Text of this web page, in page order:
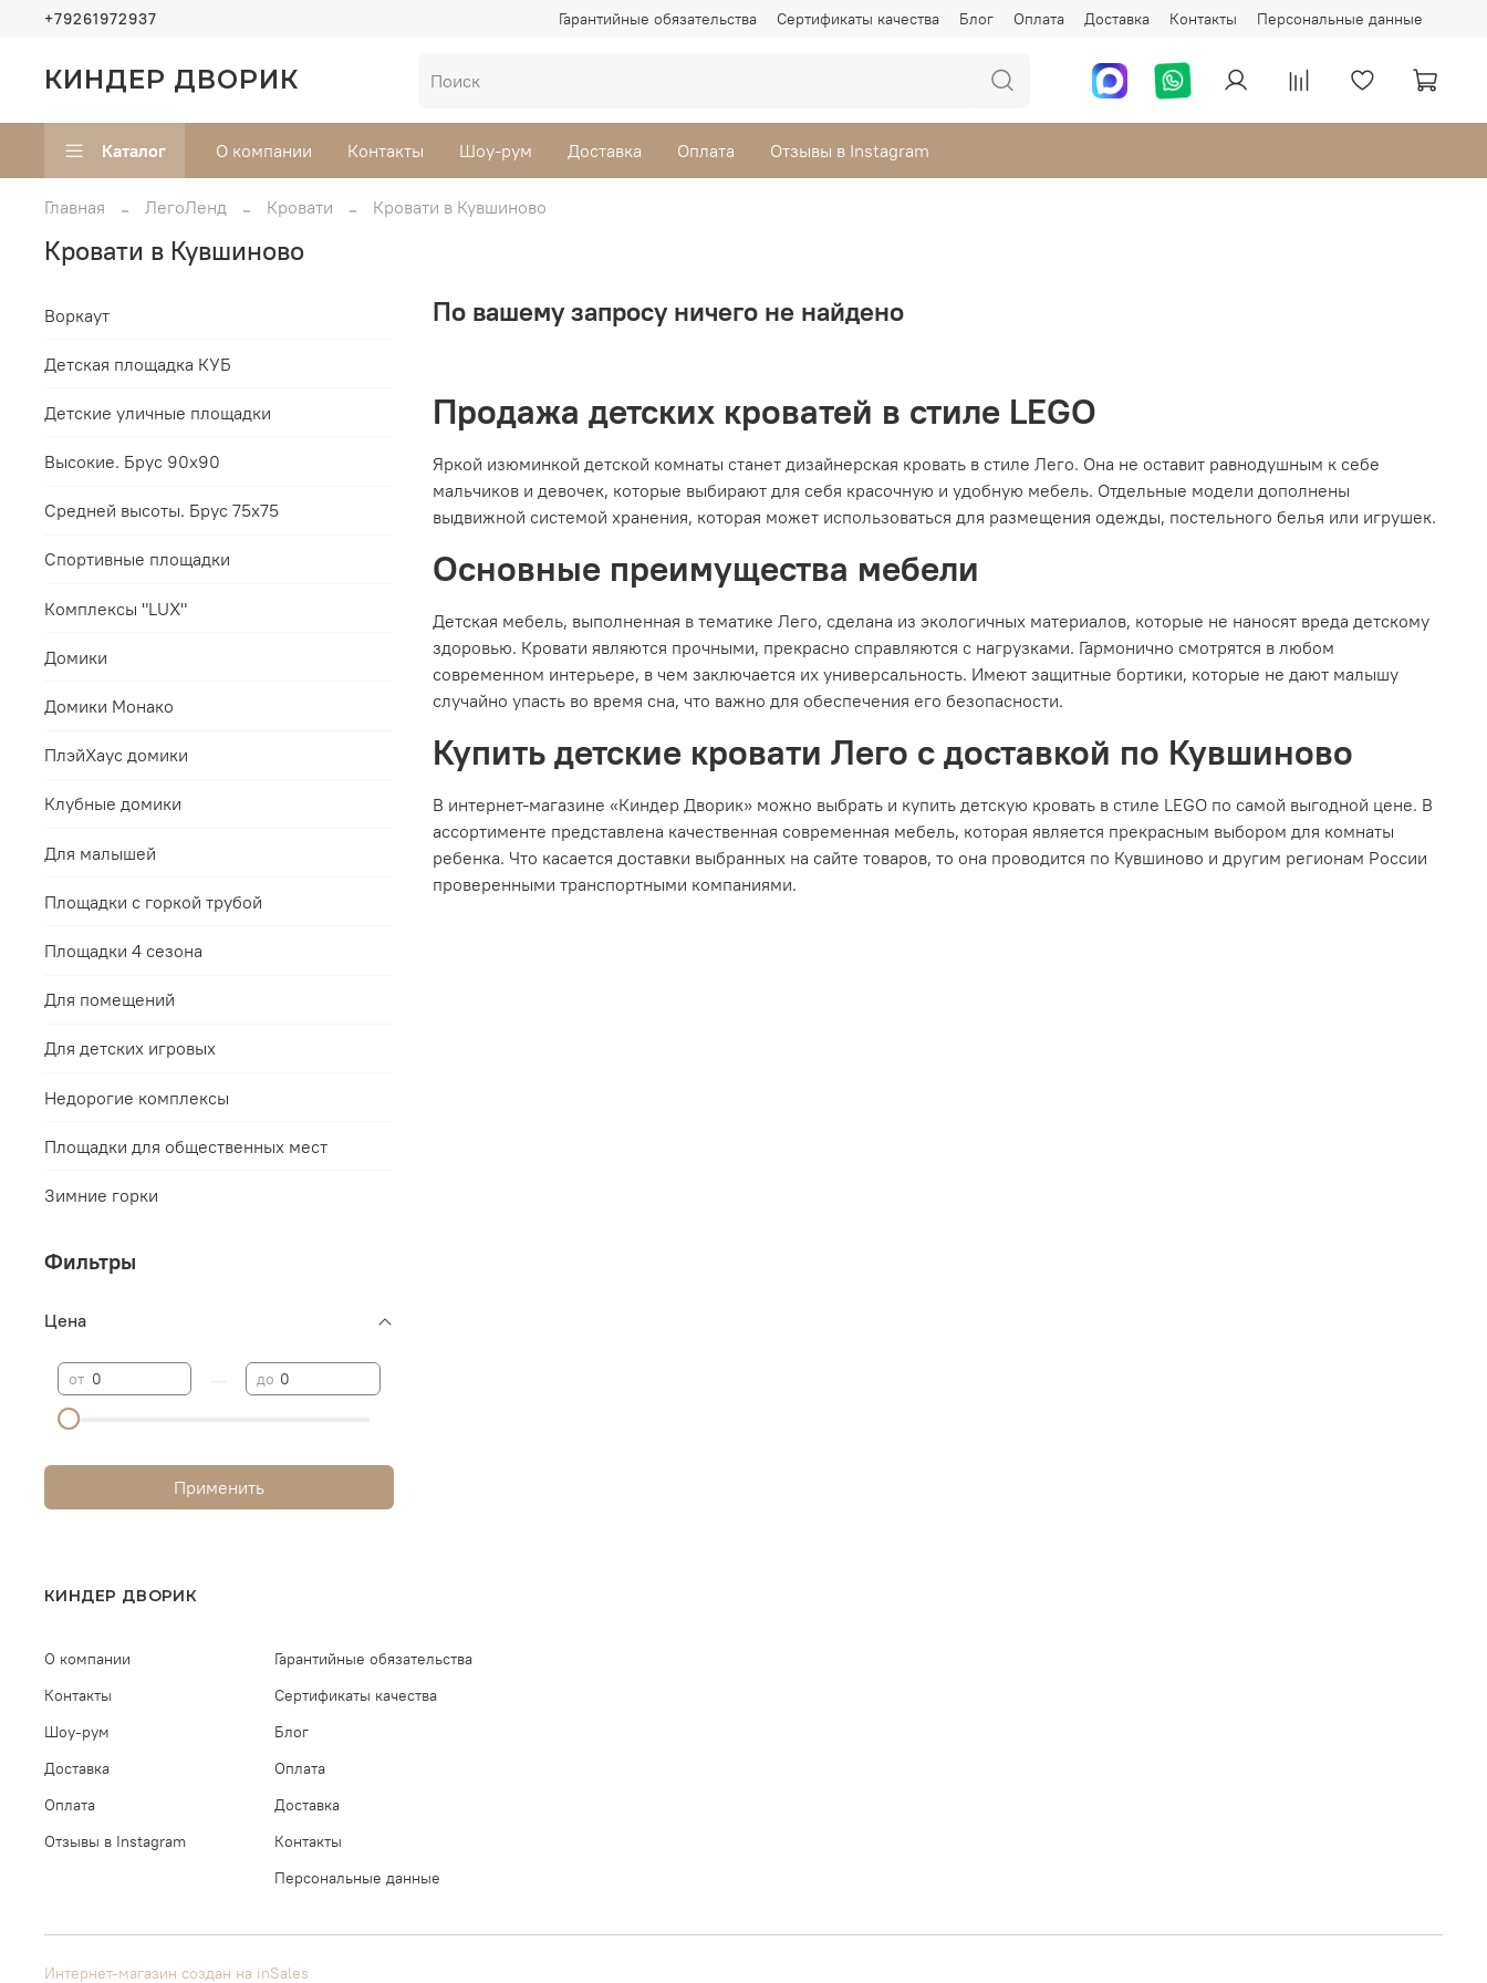
Гарантийные обязательства Сертификаты качества Блог Оплата Доставка Контакты Персональные данные
+79261972937
КИНДЕР ДВОРИК
Каталог О компании Контакты Шоу-рум Доставка Оплата Отзывы в Instagram
Главная ЛегоЛенд Кровати Кровати в Кувшиново
Кровати в Кувшиново
По вашему запросу ничего не найдено
Продажа детских кроватей в стиле LEGO
Яркой изюминкой детской комнаты станет дизайнерская кровать в стиле Лего. Она не оставит равнодушным к себе
мальчиков и девочек, которые выбирают для себя красочную и удобную мебель. Отдельные модели дополнены
выдвижной системой хранения, которая может использоваться для размещения одежды, постельного белья или игрушек.
Основные преимущества мебели
Детская мебель, выполненная в тематике Лего, сделана из экологичных материалов, которые не наносят вреда детскому
здоровью. Кровати являются прочными, прекрасно справляются с нагрузками. Гармонично смотрятся в любом
современном интерьере, в чем заключается их универсальность. Имеют защитные бортики, которые не дают малышу
случайно упасть во время сна, что важно для обеспечения его безопасности.
Купить детские кровати Лего с доставкой по Кувшиново
В интернет-магазине «Киндер Дворик» можно выбрать и купить детскую кровать в стиле LEGO по самой выгодной цене. В
ассортименте представлена качественная современная мебель, которая является прекрасным выбором для комнаты
ребенка. Что касается доставки выбранных на сайте товаров, то она проводится по Кувшиново и другим регионам России
проверенными транспортными компаниями.
Воркаут
Детская площадка КУБ
Детские уличные площадки
Высокие. Брус 90х90
Средней высоты. Брус 75х75
Спортивные площадки
Комплексы "LUX"
Домики
Домики Монако
ПлэйХаус домики
Клубные домики
Для малышей
Площадки с горкой трубой
Площадки 4 сезона
Для помещений
Для детских игровых
Недорогие комплексы
Площадки для общественных мест
Зимние горки
Фильтры
Цена
от до
Применить
КИНДЕР ДВОРИК
О компании
Контакты
Шоу-рум
Доставка
Оплата
Отзывы в Instagram
Гарантийные обязательства
Сертификаты качества
Блог
Оплата
Доставка
Контакты
Персональные данные
Интернет-магазин создан на inSales